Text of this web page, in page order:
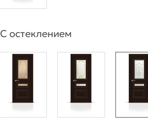
С остеклением